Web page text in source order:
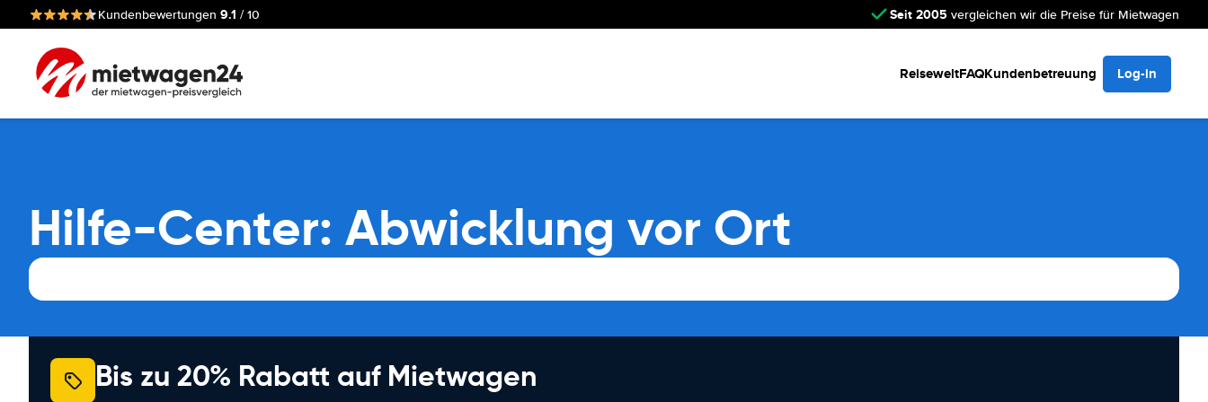
Kundenbewertungen 9.1 / 10 Seit 2005 vergleichen wir die Preise für Mietwagen
ReiseweltFAQKundenbetreuung Log-in
Hilfe-Center: Abwicklung vor Ort
Bis zu 20% Rabatt auf Mietwagen